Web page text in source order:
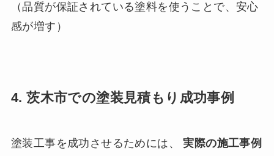
（品質が保証されている塗料を使うことで、安心
感が増す）
4. 茨木市での塗装見積もり成功事例
塗装工事を成功させるためには、実際の施工事例